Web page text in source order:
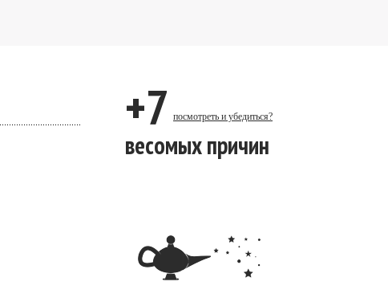
+7 посмотреть и убедиться?
весомых причин